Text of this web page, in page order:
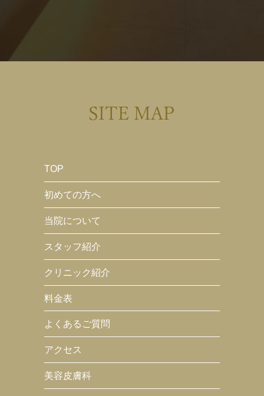
SITE MAP
TOP
初めての方へ
当院について
スタッフ紹介
クリニック紹介
料金表
よくあるご質問
アクセス
美容皮膚科